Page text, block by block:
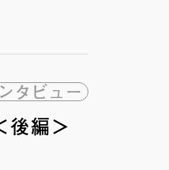
タビュー
後編＞